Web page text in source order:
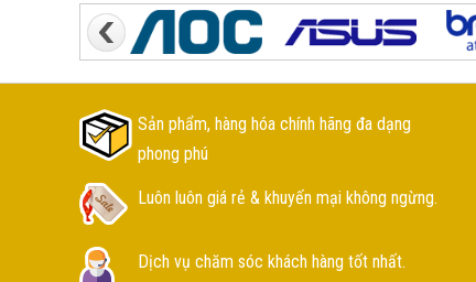
Sản phẩm, hàng hóa chính hãng đa dạng
phong phú
Luôn luôn giá rẻ & khuyến mại không ngừng.
Dịch vụ chăm sóc khách hàng tốt nhất.